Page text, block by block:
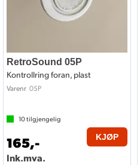
RetroSound 05P
Kontrollring foran, plast
Varenr 05P
10tilgjengelig
165,-
Ink.mva.
KJØP